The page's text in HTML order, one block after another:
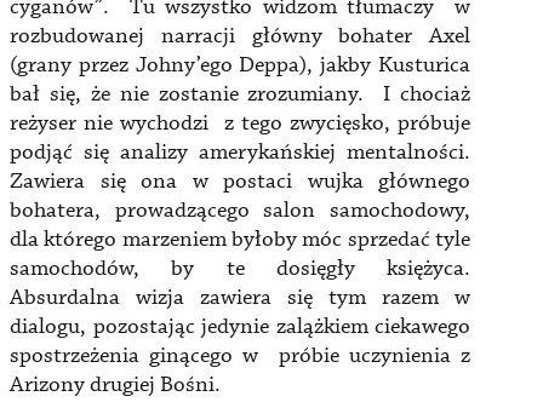
cyganów”. Tu wszystko widzom tłumaczy w
rozbudowanej narracji główny bohater Axel
(grany przez Johny’ego Deppa), jakby Kusturica
bał się, że nie zostanie zrozumiany. I chociaż
reżyser nie wychodzi z tego zwycięsko, próbuje
podjąć się analizy amerykańskiej mentalności.
Zawiera się ona w postaci wujka głównego
bohatera, prowadzącego salon samochodowy,
dla którego marzeniem byłoby móc sprzedać tyle
samochodów, by te dosięgły księżyca.
Absurdalna wizja zawiera się tym razem w
dialogu, pozostając jedynie zalążkiem ciekawego
spostrzeżenia ginącego w próbie uczynienia z
Arizony drugiej Bośni.